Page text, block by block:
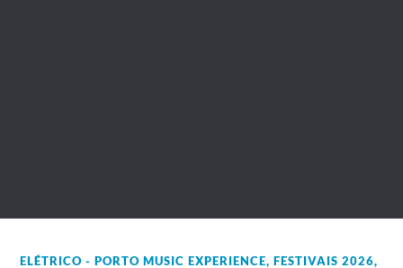
ELÉTRICO - PORTO MUSIC EXPERIENCE,FESTIVAIS 2026,